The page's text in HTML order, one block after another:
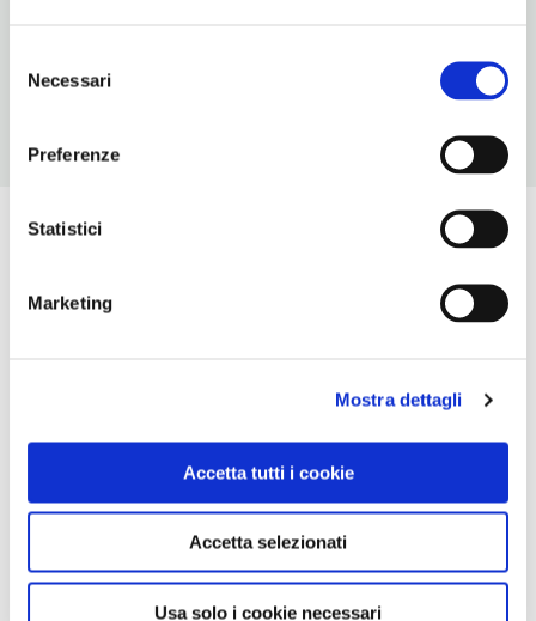
delNecessari
Preferenze
Statistici
Marketing
Mostra dettagli
Accetta tutti i cookie
Accetta selezionati
Usa solo i cookie necessari